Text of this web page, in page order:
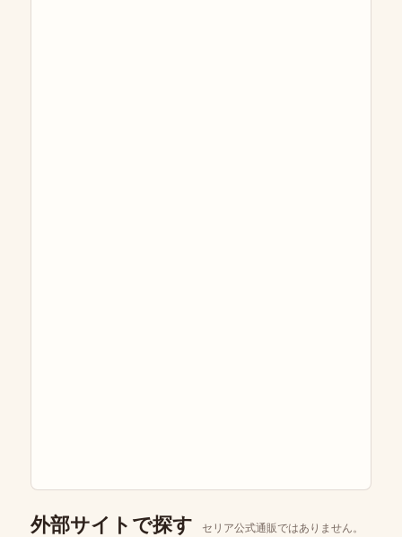
外部サイトで探す セリア公式通販ではありません。